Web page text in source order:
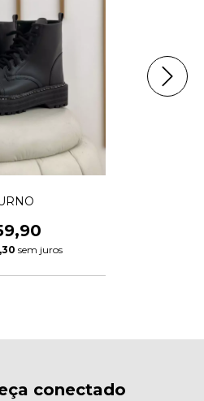
sem juros
conectado